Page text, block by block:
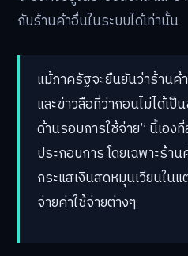
กับร้านค้าอื่นในระบบได้เท่านั้น
แม้ภาครัฐจะยืนยันว่าร้านค้
และข่าวลือที่ว่าถอนไม่ได้เป็
ด้านรอบการใช้จ่าย” นี้เอง
ประกอบการ โดยเฉพาะร้า
กระแสเงินสดหมุนเวียนใน
จ่ายค่าใช้จ่ายต่างๆ